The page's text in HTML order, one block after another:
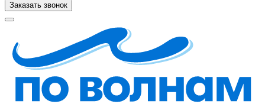
Заказать звонок